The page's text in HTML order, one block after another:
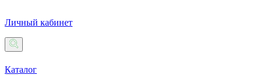
Личный кабинет
Каталог